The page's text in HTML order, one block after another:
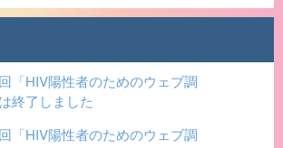
「HIV陽性者のためのウェブ調
終了しました
「HIV陽性者のためのウェブ調